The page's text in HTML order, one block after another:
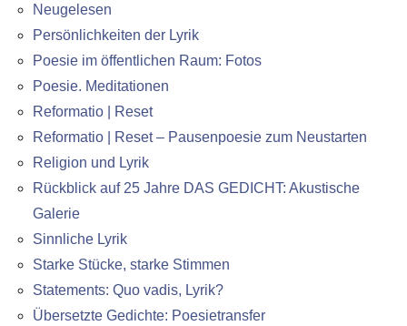
Neugelesen
Persönlichkeiten der Lyrik
Poesie im öffentlichen Raum: Fotos
Poesie. Meditationen
Reformatio | Reset
Reformatio | Reset – Pausenpoesie zum Neustarten
Religion und Lyrik
Rückblick auf 25 Jahre DAS GEDICHT: Akustische
Galerie
Sinnliche Lyrik
Starke Stücke, starke Stimmen
Statements: Quo vadis, Lyrik?
Übersetzte Gedichte: Poesietransfer